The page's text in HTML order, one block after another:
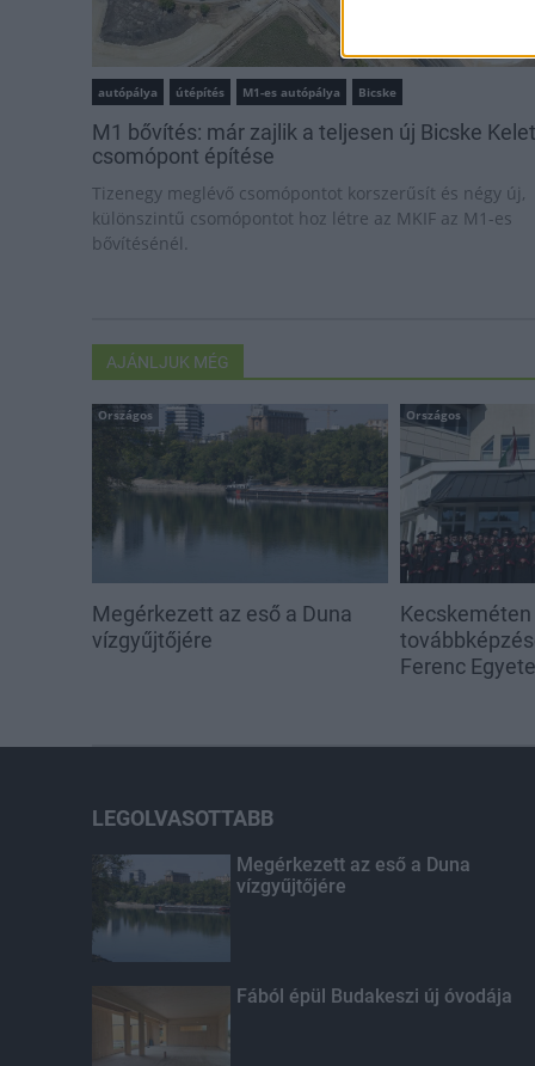
autópálya útépítés M1-es autópálya Bicske
M1 bővítés: már zajlik a teljesen új Bicske Kelet
csomópont építése
Tizenegy meglévő csomópontot korszerűsít és négy új,
különszintű csomópontot hoz létre az MKIF az M1-es
bővítésénél.
AJÁNLJUK MÉG
Országos
Megérkezett az eső a Duna
vízgyűjtőjére
Országos
Ferenc
LEGOLVASOTTABB
Megérkezett az eső a Duna
vízgyűjtőjére
Fából épül Budakeszi új óvodája